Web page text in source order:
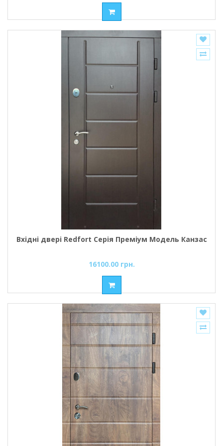
Вхідні двері Redfort Серія Преміум Модель Канзас
16100.00 грн.